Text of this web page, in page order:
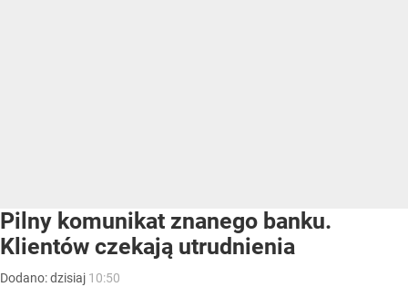
Pilny komunikat znanego banku.
Klientów czekają utrudnienia
Dodano:dzisiaj 10:50